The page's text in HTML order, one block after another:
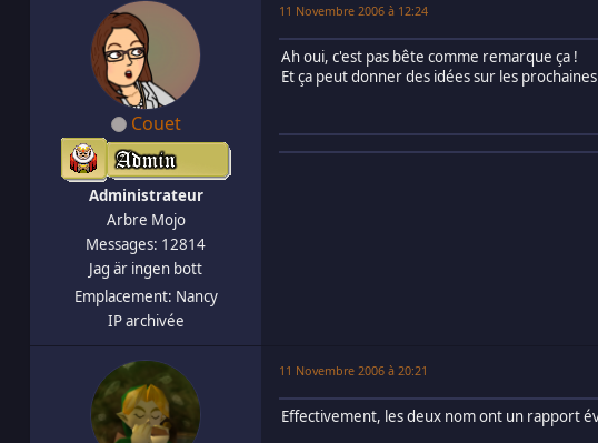
Couet
Administrateur
Arbre Mojo
Messages: 12814
Jag är ingen bott
Emplacement: Nancy
IP archivée
11 Novembre 2006 à 12:24
Ah oui, c'est pas bête comme remarque ça !
Et ça peut donner des idées sur les
11 Novembre 2006 à 20:21
Effectivement, les deux nom ont un rapport